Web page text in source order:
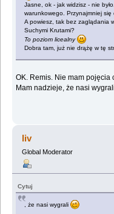
Jasne, ok - jak widzisz - nie
warunkowego. Przynajmniej się
A powiesz, tak bez zaglądania
Suchymi Krutami?
To poziom licealny
Dobra tam, już nie drążę w tę
OK. Remis. Nie mam pojęcia
Mam nadzieje, że nasi
liv
Global Moderator
Cytuj
, że nasi wygrali